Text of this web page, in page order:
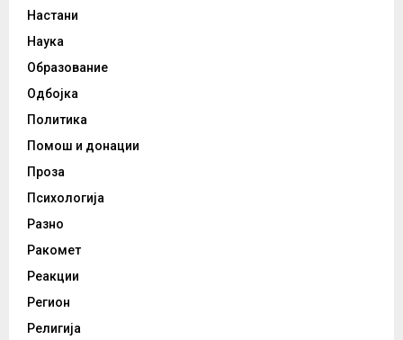
Настани
Наука
Образование
Одбојка
Политика
Помош и донации
Проза
Психологија
Разно
Ракомет
Реакции
Регион
Религија